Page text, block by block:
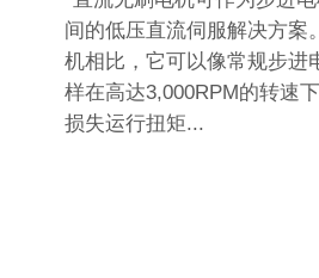
间的低压直流伺服解决方案
机相比，它可以像常规步进
样在高达3,000RPM的转速
损失运行扭矩...